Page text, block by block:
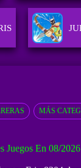
MÁS
Juegos En 08/2026